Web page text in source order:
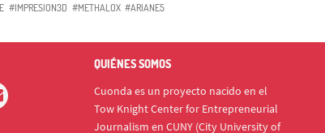
#IMPRESION3D #METHALOX #ARIANE5
QUIÉNES SOMOS
Cuonda es un proyecto nacido en el
Tow Knight Center for Entrepreneurial
Journalism en CUNY (City University of